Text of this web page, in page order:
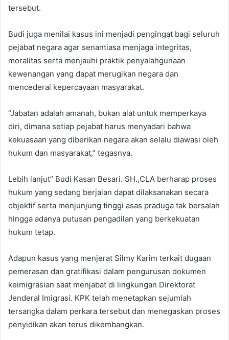
tersebut.
Budi juga menilai kasus ini menjadi pengingat bagi seluruh
pejabat negara agar senantiasa menjaga integritas,
moralitas serta menjauhi praktik penyalahgunaan
kewenangan yang dapat merugikan negara dan
mencederai kepercayaan masyarakat.
“Jabatan adalah amanah, bukan alat untuk memperkaya
diri, dimana setiap pejabat harus menyadari bahwa
kekuasaan yang diberikan negara akan selalu diawasi oleh
hukum dan masyarakat,” tegasnya.
Lebih lanjut” Budi Kasan Besari. SH.,CLA berharap proses
hukum yang sedang berjalan dapat dilaksanakan secara
objektif serta menjunjung tinggi asas praduga tak bersalah
hingga adanya putusan pengadilan yang berkekuatan
hukum tetap.
Adapun kasus yang menjerat Silmy Karim terkait dugaan
pemerasan dan gratifikasi dalam pengurusan dokumen
keimigrasian saat menjabat di lingkungan Direktorat
Jenderal Imigrasi. KPK telah menetapkan sejumlah
tersangka dalam perkara tersebut dan menegaskan proses
penyidikan akan terus dikembangkan.